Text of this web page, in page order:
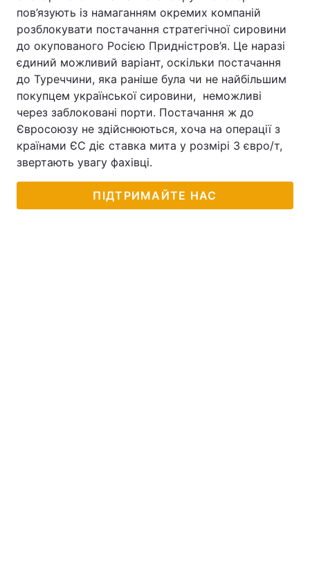
пов’язують із намаганням окремих компаній
розблокувати постачання стратегічної сировини
до окупованого Росією Придністров’я. Це наразі
єдиний можливий варіант, оскільки постачання
до Туреччини, яка раніше була чи не найбільшим
покупцем української сировини, неможливі
через заблоковані порти. Постачання ж до
Євросоюзу не здійснюються, хоча на операції з
країнами ЄС діє ставка мита у розмірі 3 євро/т,
звертають увагу фахівці.
ПІДТРИМАЙТЕ НАС